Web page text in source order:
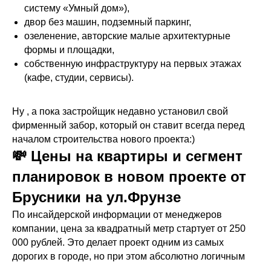
систему «Умный дом»),
двор без машин, подземный паркинг,
озеленение, авторские малые архитектурные
формы и площадки,
собственную инфраструктуру на первых этажах
(кафе, студии, сервисы).
Ну , а пока застройщик недавно установил свой
фирменный забор, который он ставит всегда перед
началом строительства нового проекта:)
💸 Цены на квартиры и сегмент
планировок в новом проекте от
Брусники на ул.Фрунзе
По инсайдерской информации от менеджеров
компании, цена за квадратный метр стартует от 250
000 рублей. Это делает проект одним из самых
дорогих в городе, но при этом абсолютно логичным